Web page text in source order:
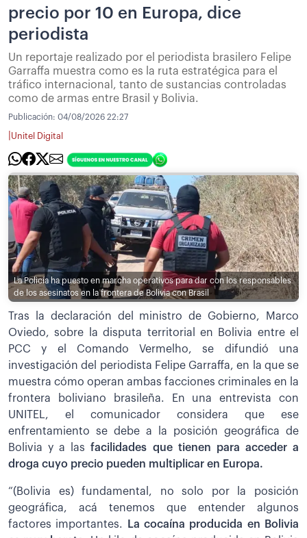
precio por 10 en Europa, dice
periodista
Un reportaje realizado por el periodista brasilero Felipe
Garraffa muestra como es la ruta estratégica para el
tráfico internacional, tanto de sustancias controladas
como de armas entre Brasil y Bolivia.
Publicación: 04/08/2026 22:27
Unitel Digital
La Policía ha puesto en marcha operativos para dar con los responsables
de los asesinatos en la frontera de Bolivia con Brasil
Tras la declaración del ministro de Gobierno, Marco
Oviedo, sobre la disputa territorial en Bolivia entre el
PCC y el Comando Vermelho, se difundió una
investigación del periodista Felipe Garraffa, en la que se
muestra cómo operan ambas facciones criminales en la
frontera boliviano brasileña. En una entrevista con
UNITEL, el comunicador considera que ese
enfrentamiento se debe a la posición geográfica de
Bolivia y a las facilidades que tienen para acceder a
droga cuyo precio pueden multiplicar en Europa.
“(Bolivia es) fundamental, no solo por la posición
geográfica, acá tenemos que entender algunos
factores importantes.
La cocaína producida en Bolivia